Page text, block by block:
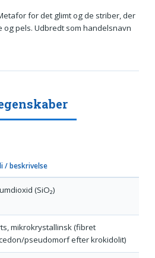
for det glimt og de striber, der
og pels. Udbredt som handelsnavn
/ beskrivelse
(SiO₂)
mikrokrystallinsk (fibret
pseudomorf efter krokidolit)